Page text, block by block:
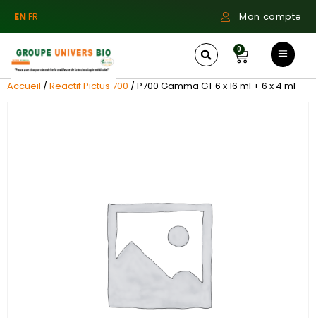
ENFR Mon compte
0
Accueil /Reactif Pictus 700 / P700 Gamma GT 6 x 16 ml + 6 x 4 ml